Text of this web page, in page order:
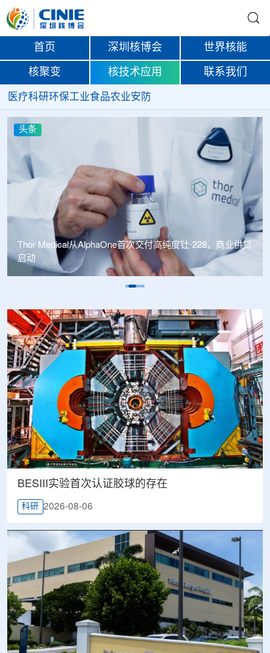
首页 深圳核博会 世界核能
核聚变 核技术应用 联系我们
医疗科研环保工业食品农业安防
头条
Thor Medical从AlphaOne首次交付高纯度钍-228，商业供货
启动
BESIII实验首次认证胶球的存在
科研 2026-08-06